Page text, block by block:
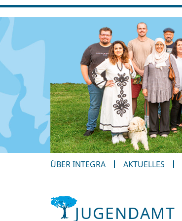
ÜBER INTEGRA AKTUELLES
JUGENDAMT